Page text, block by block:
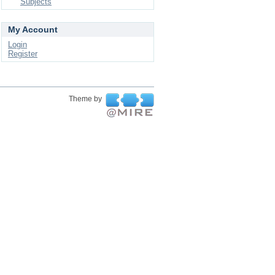
My Account
Login
Register
Theme by